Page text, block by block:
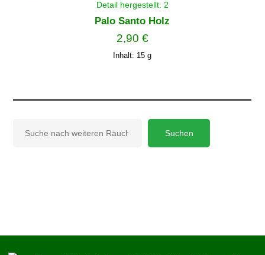
Palo Santo Holz
2,90 €
Inhalt: 15g
Suchen